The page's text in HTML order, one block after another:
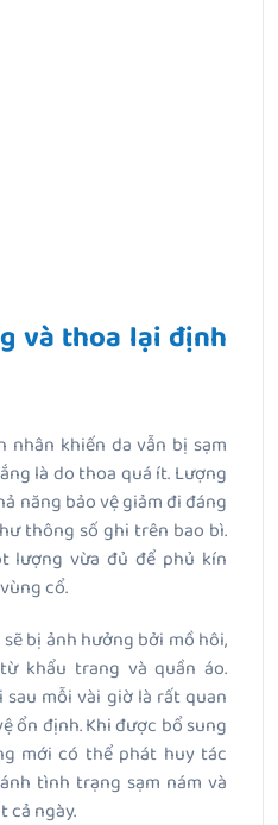
và thoa lại định
khiến da vẫn bị sạm
là do thoa quá ít. Lượng
năng bảo vệ giảm đi đáng
thông số ghi trên bao bì.
lượng vừa đủ để phủ kín
cổ.
bị ảnh hưởng bởi mồ hôi,
khẩu trang và quần áo.
mỗi vài giờ là rất quan
ổn định. Khi được bổ sung
mới có thể phát huy tác
tình trạng sạm nám và
cả ngày.